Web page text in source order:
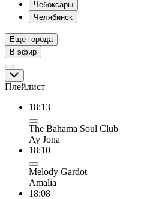
Чебоксары
Челябинск
Ещё города
В эфир
Плейлист
18:13
The Bahama Soul Club
Ay Jona
18:10
Melody Gardot
Amalia
18:08